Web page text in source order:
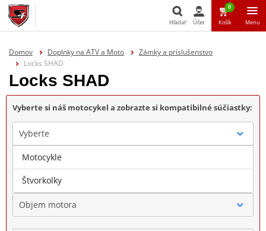
Hľadať Účet
0
Košík Menu
Domov Doplnky na ATV a Moto
Zámky a príslušenstvo
Locks SHAD
Locks SHAD
Vyberte si náš motocykel a zobrazte si kompatibilné súčiastky:
Vyberte
Značka
Objem motora
Motocykle
Štvorkolky